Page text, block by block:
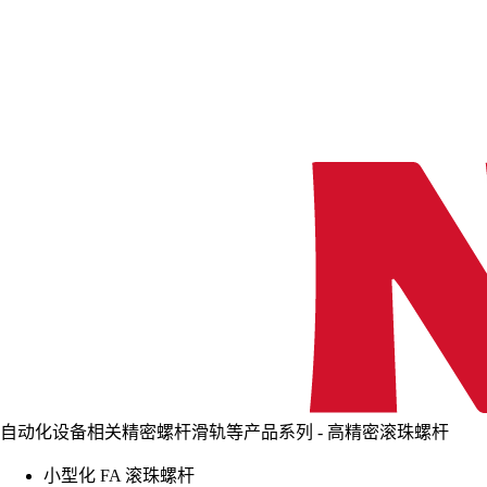
自动化设备相关精密螺杆滑轨等产品系列 - 高精密滚珠螺杆
小型化 FA 滚珠螺杆